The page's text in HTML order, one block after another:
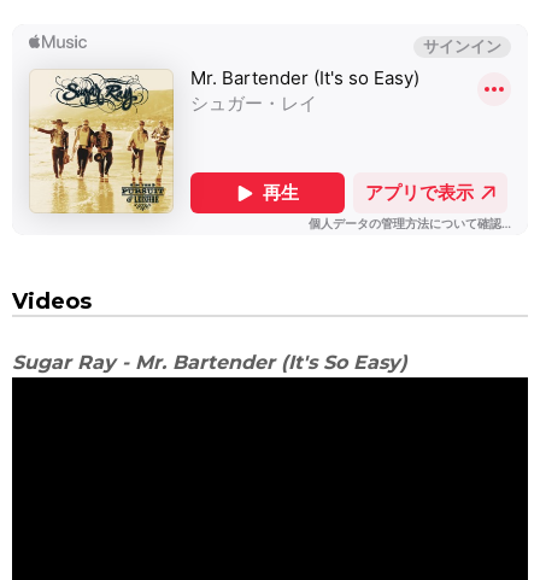
Videos
Sugar Ray - Mr. Bartender (It's So Easy)